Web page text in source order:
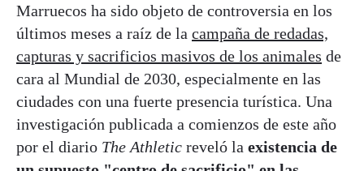
Marruecos ha sido objeto de controversia en los
últimos meses a raíz de la campaña de redadas,
capturas y sacrificios masivos de los animales de
cara al Mundial de 2030, especialmente en las
ciudades con una fuerte presencia turística. Una
investigación publicada a comienzos de este año
por el diario The Athletic reveló la existencia de